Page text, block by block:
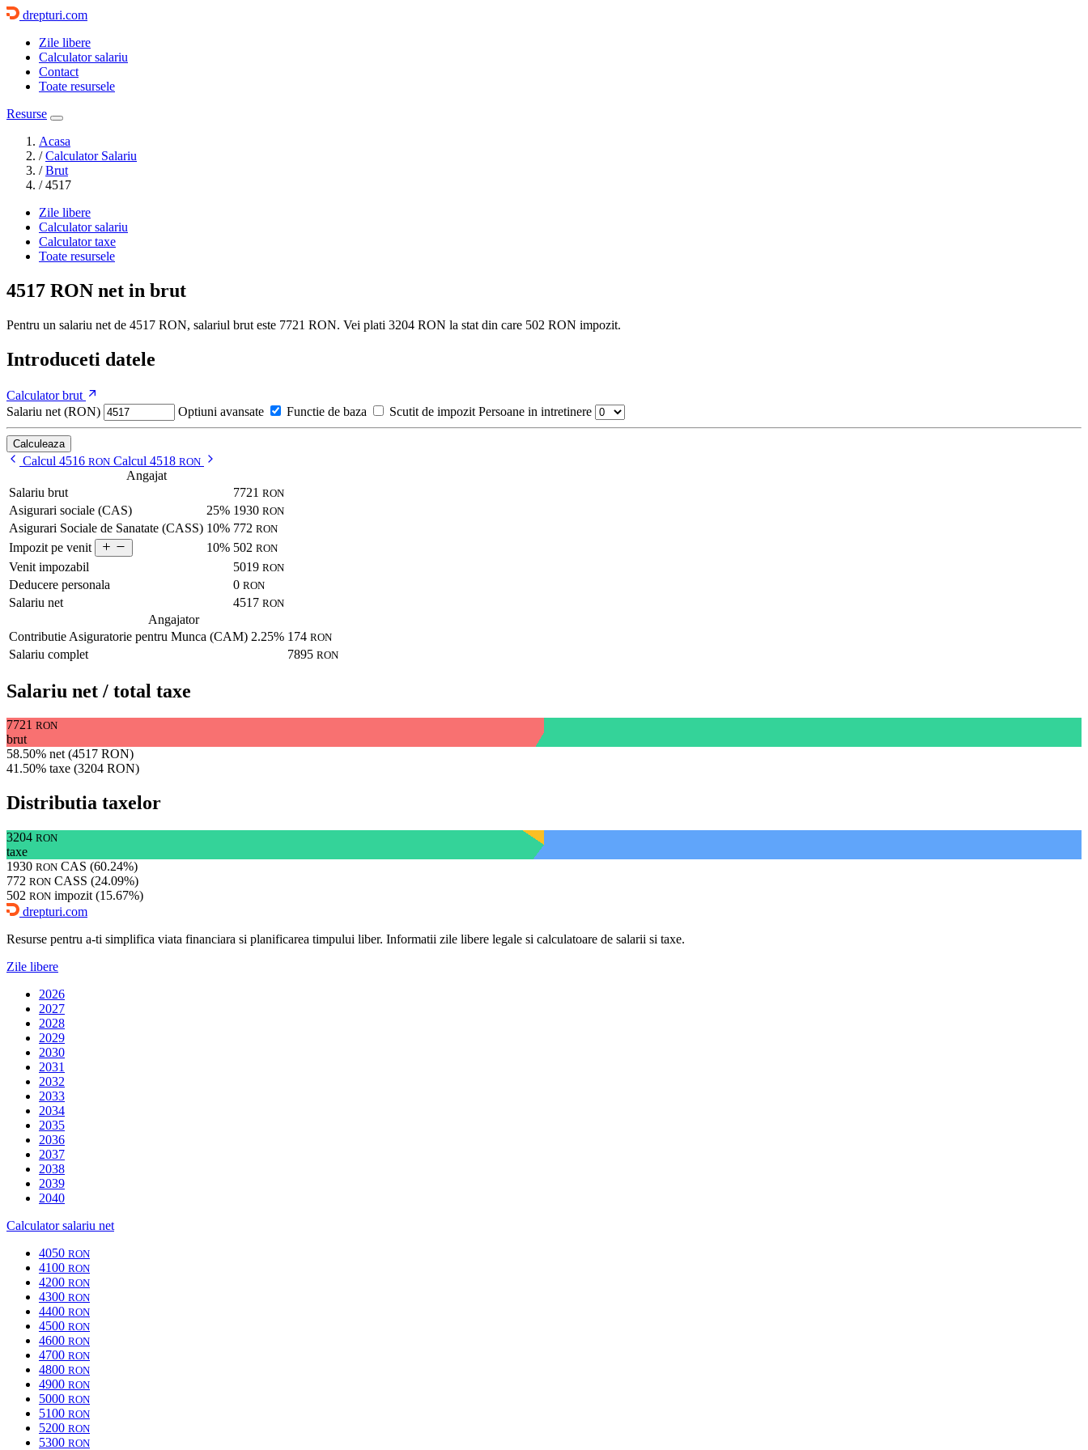
drepturi.com
Zile libere
Calculator salariu
Contact
Toate resursele
Resurse
Acasa
/ Calculator Salariu
/ Brut
/ 4517
Zile libere
Calculator salariu
Calculator taxe
Toate resursele
4517 RON net in brut
Pentru un salariu net de 4517 RON, salariul brut este 7721 RON. Vei plati 3204 RON la stat din care 502 RON impozit.
Introduceti datele
Calculator brut
Salariu net (RON)
Optiuni avansate Functie de baza Scutit de impozit Persoane in intretinere
Calculeaza
Calcul 4516 RON Calcul 4518 RON
Angajat
Salariu brut
7721 RON
Asigurari sociale (CAS) 25% 1930 RON
Asigurari Sociale de Sanatate (CASS) 10% 772 RON
Impozit pe venit 10% 502 RON
Venit impozabil 5019 RON
Deducere personala 0 RON
Salariu net 4517 RON
Angajator
Contributie Asiguratorie pentru Munca (CAM) 2.25% 174 RON
Salariu complet 7895 RON
Salariu net / total taxe
7721 RON
brut
58.50% net (4517 RON)
41.50% taxe (3204 RON)
Distributia taxelor
3204 RON
taxe
1930 RON CAS (60.24%)
772 RON CASS (24.09%)
502 RON impozit (15.67%)
drepturi.com
Resurse pentru a-ti simplifica viata financiara si planificarea timpului liber. Informatii zile libere legale si calculatoare de salarii si taxe.
Zile libere
2026
2027
2028
2029
2030
2031
2032
2033
2034
2035
2036
2037
2038
2039
2040
Calculator salariu net
4050 RON
4100 RON
4200 RON
4300 RON
4400 RON
4500 RON
4600 RON
4700 RON
4800 RON
4900 RON
5000 RON
5100 RON
5200 RON
5300 RON